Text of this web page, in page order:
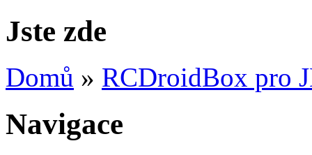
Jste zde
Domů » RCDroidBox pro
Navigace